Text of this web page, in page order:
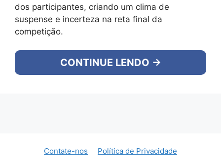
dos participantes, criando um clima de
suspense e incerteza na reta final da
competição.
CONTINUE LENDO →
Contate-nos Política de Privacidade